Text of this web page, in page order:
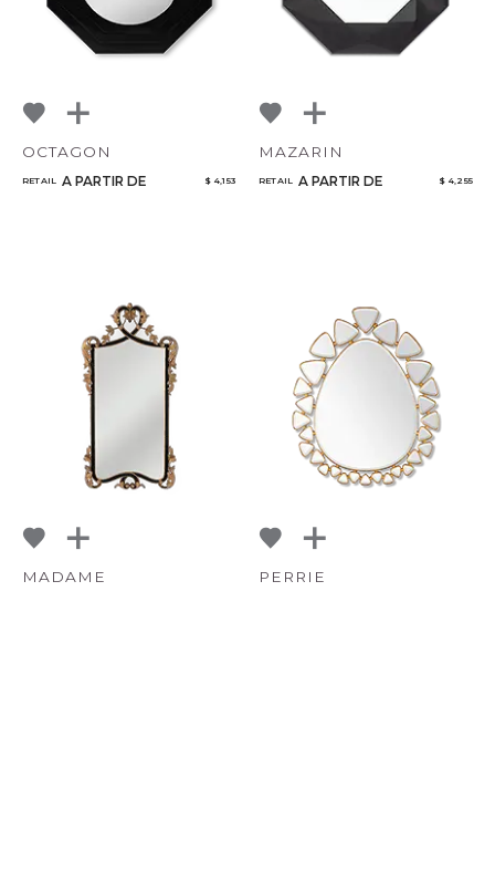
OCTAGON
RETAIL A PARTIR DE $ 4,153
MAZARIN
RETAIL A PARTIR DE $ 4,255
MADAME PERRIE